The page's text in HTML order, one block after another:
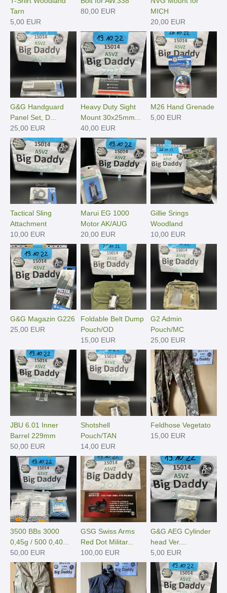
Tarn
5,00 EUR
80,00 EUR
MICH
20,00 EUR
G&G Handguard
Panel Set, D...
25,00 EUR
Heavy Duty Sight
Mount 30x25mm...
40,00 EUR
M26 Hand Grenade
5,00 EUR
Tactical Sling
Attachment
10,00 EUR
Marui EG 1000
Motor AK/AUG
20,00 EUR
Gillie Srings
Woodland
10,00 EUR
G&G Magazin G226
25,00 EUR
Foldable Belt Dump
Pouch/OD
15,00 EUR
G2 Admin
Pouch/MC
25,00 EUR
JBU 6.01 Inner
Barrel 229mm
50,00 EUR
Shotshell
Pouch/TAN
14,00 EUR
Feldhose Vegetato
15,00 EUR
3500 BBs 3000
0,45g / 500 0,40...
50,00 EUR
GSG Swiss Arms
Red Dot Militar...
100,00 EUR
G&G AEG Cylinder
head Ver....
5,00 EUR